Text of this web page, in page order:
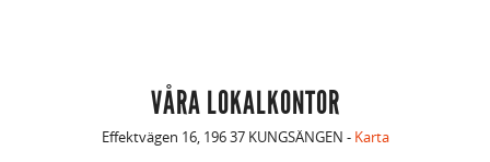
VÅRA LOKALKONTOR
Effektvägen 16, 196 37 KUNGSÄNGEN - Karta